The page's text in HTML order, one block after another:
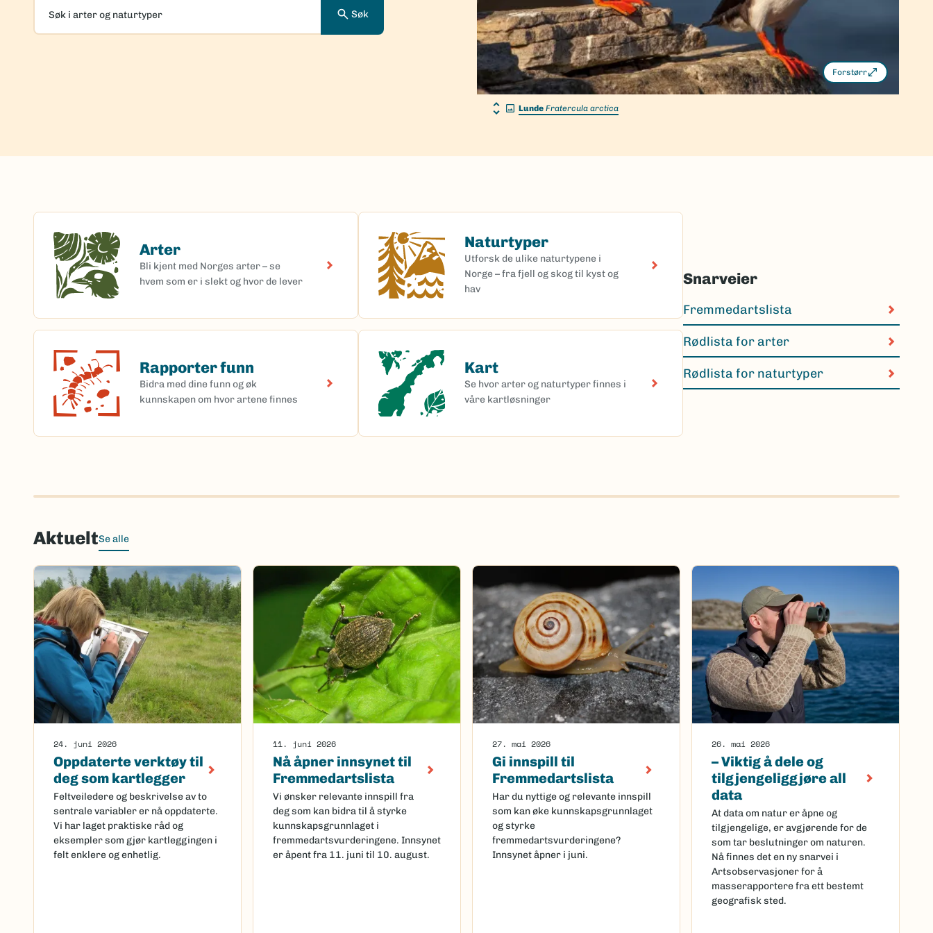
Forstørr
Lunde Fratercula arctica
i
Søk
Arter
Bli kjent med Norges arter – se
hvem som er i slekt og hvor de lever
Arter
Rapporter funn
Bidra med dine funn og øk
kunnskapen om hvor artene finnes
Rapporter funn
Naturtyper
Utforsk de ulike naturtypene i
Norge – fra fjell og skog til kyst og
hav
Naturtyper
Kart
Se hvor arter og naturtyper finnes i
våre kartløsninger
Kart
Snarveier
Fremmedartslista
Rødlista for arter
Rødlista for naturtyper
AktueltSe alle
24. juni 2026
Oppdaterte verktøy til
deg som kartlegger
Feltveiledere og beskrivelse av to
sentrale variabler er nå oppdaterte.
Vi har laget praktiske råd og
eksempler som gjør kartleggingen i
felt enklere og enhetlig.
11. juni 2026
Nå åpner innsynet til
Fremmedartslista
Vi ønsker relevante innspill fra
deg som kan bidra til å styrke
kunnskapsgrunnlaget i
fremmedartsvurderingene. Innsynet
er åpent fra 11. juni til 10. august.
27. mai 2026
Gi innspill til
Fremmedartslista
Har du nyttige og relevante innspill
som kan øke kunnskapsgrunnlaget
og styrke
fremmedartsvurderingene?
Innsynet åpner i juni.
26. mai 2026
– Viktig å dele og
tilgjengeliggjøre all
data
At data om natur er åpne og
tilgjengelige, er avgjørende for de
som tar beslutninger om naturen.
Nå finnes det en ny snarvei i
Artsobservasjoner for å
masserapportere fra ett bestemt
geografisk sted.